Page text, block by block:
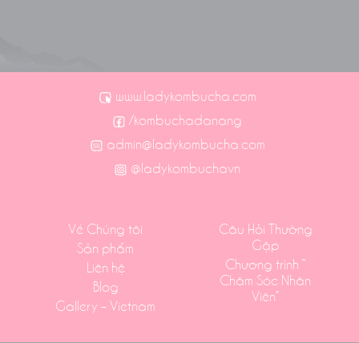
www.ladykombucha.com
/kombuchadanang
admin@ladykombucha.com
@ladykombuchavn
Về Chúng tôi
Sản phẩm
Liên hệ
Blog
Gallery – Vietnam
Câu Hỏi Thường
Gặp
Chương trình ”
Chăm Sóc Nhân
Viên”